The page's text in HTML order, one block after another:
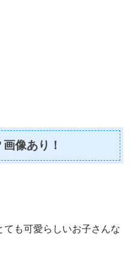
像あり！
も可愛らしいお子さんな